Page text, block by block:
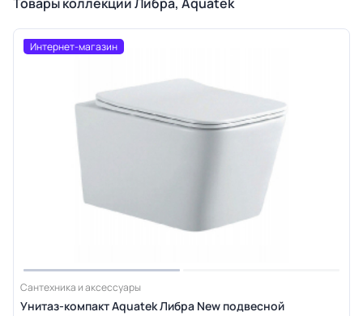
Интернет-магазин
Сантехника и аксессуары
Унитаз-компакт Aquatek Либра New подвесной